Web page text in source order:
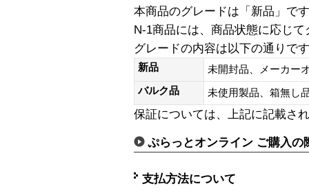
本商品のグレードは「新品」です
N-1商品には、商品状態に応じ
グレードの内容は以下の通りで
新品
未開封品、メーカー
バルク品
未使用製品、箱無
保証については、上記に記載さ
ぷらっとオンライン ご購入の
支払方法について